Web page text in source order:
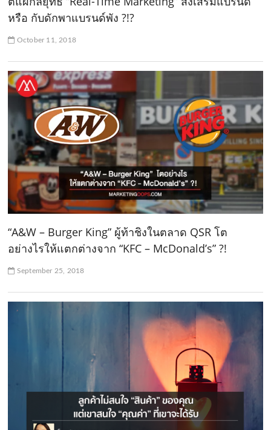
หรือ กับดักพาแบรนด์พัง ?!?
October 11, 2018
“A&W – Burger King” ผู้ท้าชิงในตลาด QSR โต
อย่างไรให้แตกต่างจาก “KFC – McDonald’s” ?!
September 25, 2018